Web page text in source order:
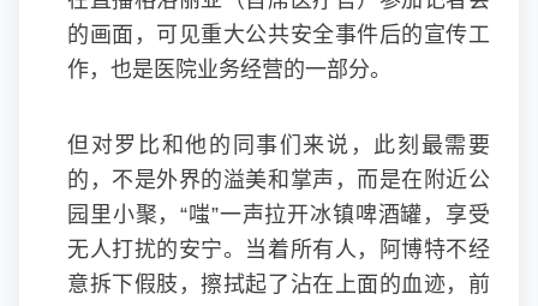
的画面，可见重大公共安全事件后的宣传工
作，也是医院业务经营的一部分。
但对罗比和他的同事们来说，此刻最需要
的，不是外界的溢美和掌声，而是在附近公
园里小聚，“嗤”一声拉开冰镇啤酒罐，享受
无人打扰的安宁。当着所有人，阿博特不经
意拆下假肢，擦拭起了沾在上面的血迹，前